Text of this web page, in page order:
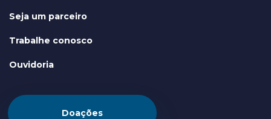
Seja um parceiro
Trabalhe conosco
Ouvidoria
Doações